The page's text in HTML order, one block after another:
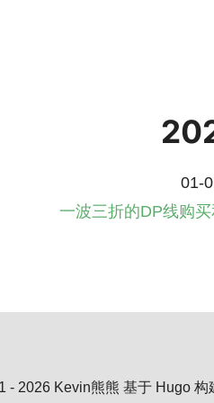
01-
一波三折的DP线购
- 2026 Kevin熊熊 基于 Hugo 构